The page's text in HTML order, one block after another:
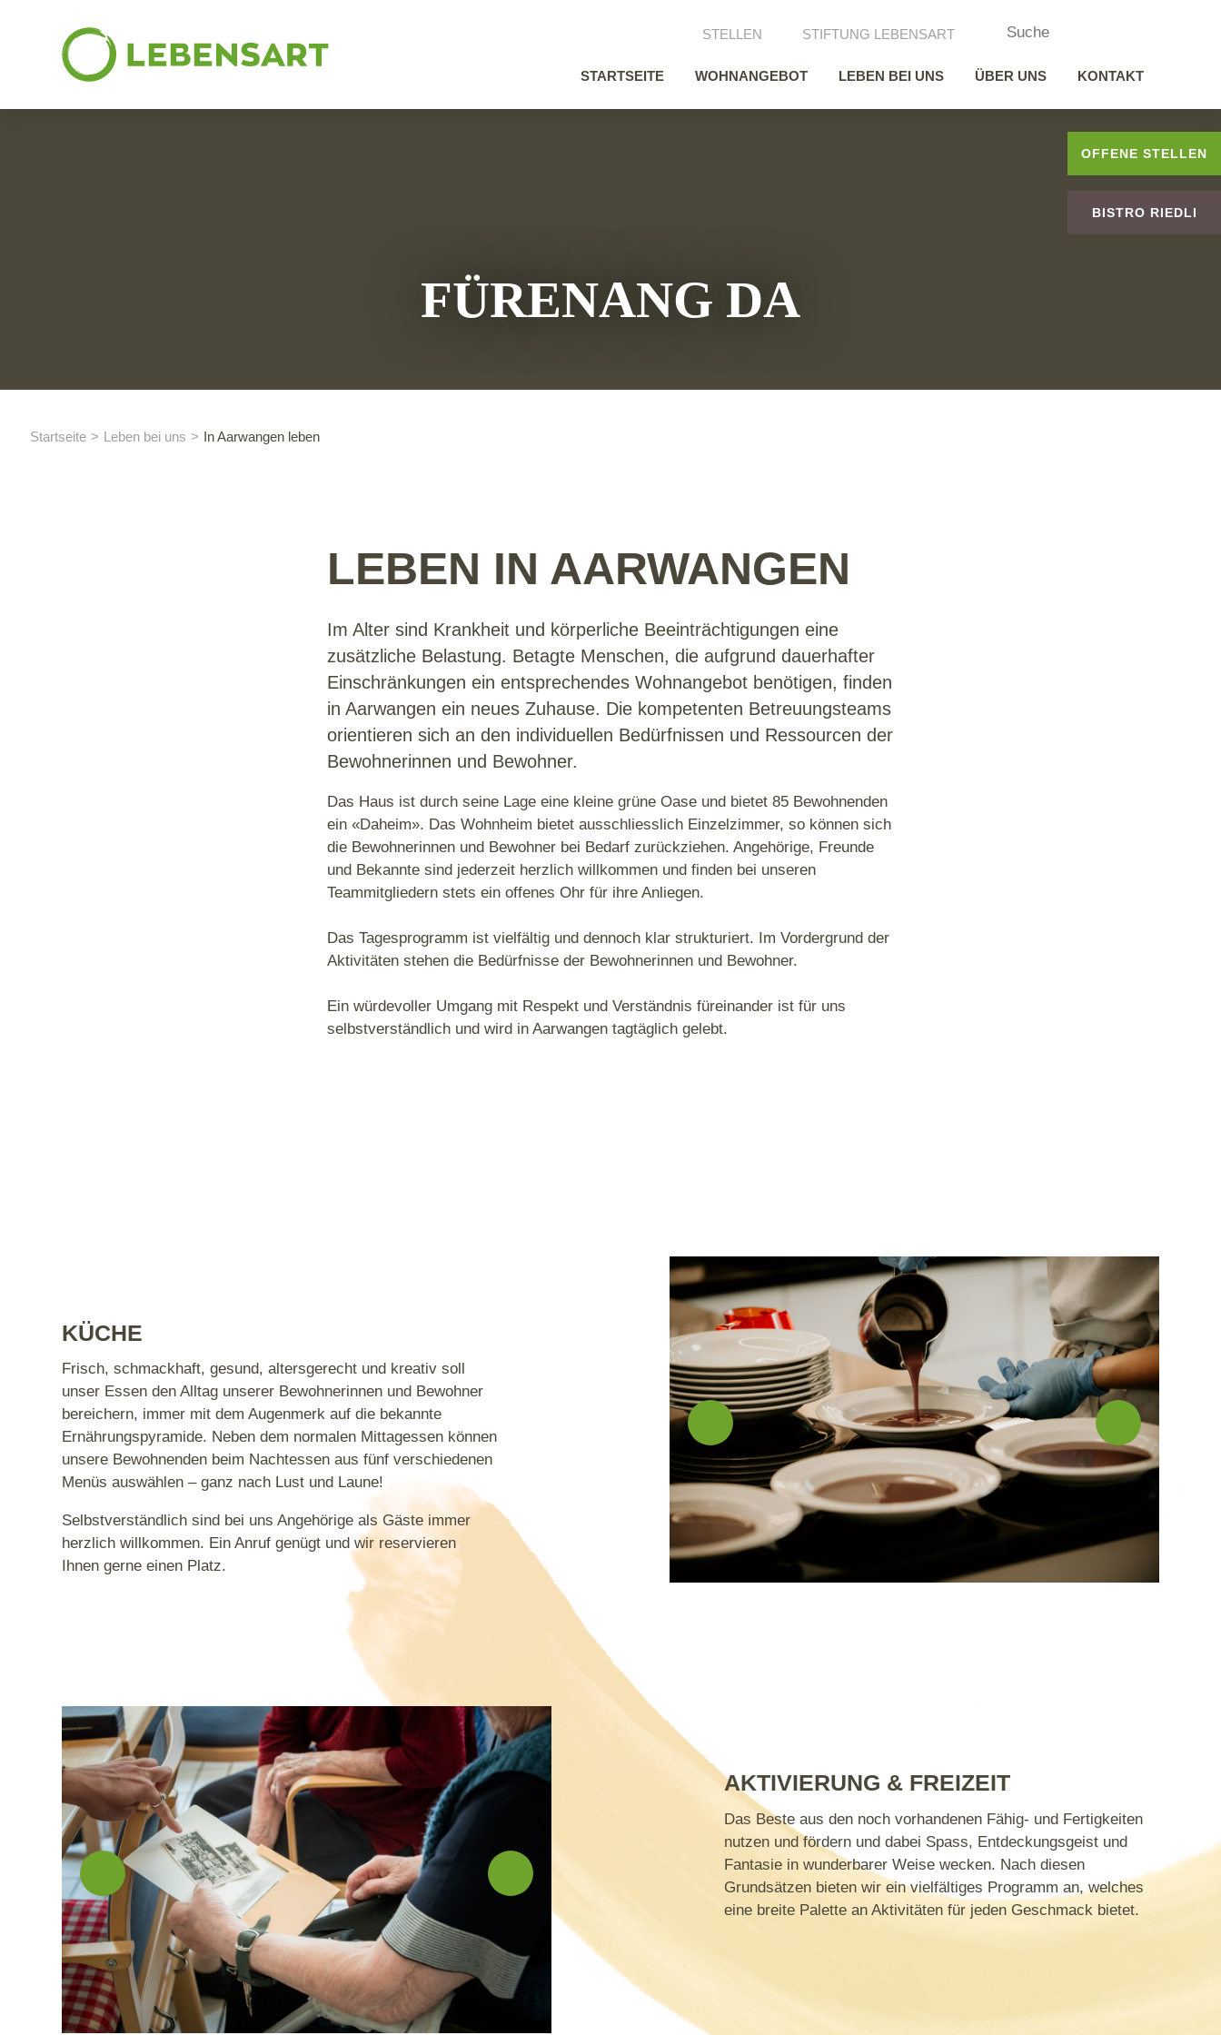
STELLEN STIFTUNG LEBENSART
STARTSEITE WOHNANGEBOT LEBEN BEI UNS ÜBER UNS KONTAKT
FÜRENANG DA
OFFENE STELLEN
BISTRO RIEDLI
Startseite Leben bei uns In Aarwangen leben
LEBEN IN AARWANGEN
Im Alter sind Krankheit und körperliche Beeinträchtigungen eine
zusätzliche Belastung. Betagte Menschen, die aufgrund dauerhafter
Einschränkungen ein entsprechendes Wohnangebot benötigen, finden
in Aarwangen ein neues Zuhause. Die kompetenten Betreuungsteams
orientieren sich an den individuellen Bedürfnissen und Ressourcen der
Bewohnerinnen und Bewohner.
Das Haus ist durch seine Lage eine kleine grüne Oase und bietet 85 Bewohnenden
ein «Daheim». Das Wohnheim bietet ausschliesslich Einzelzimmer, so können sich
die Bewohnerinnen und Bewohner bei Bedarf zurückziehen. Angehörige, Freunde
und Bekannte sind jederzeit herzlich willkommen und finden bei unseren
Teammitgliedern stets ein offenes Ohr für ihre Anliegen.
Das Tagesprogramm ist vielfältig und dennoch klar strukturiert. Im Vordergrund der
Aktivitäten stehen die Bedürfnisse der Bewohnerinnen und Bewohner.
Ein würdevoller Umgang mit Respekt und Verständnis füreinander ist für uns
selbstverständlich und wird in Aarwangen tagtäglich gelebt.
KÜCHE
Frisch, schmackhaft, gesund, altersgerecht und kreativ soll
unser Essen den Alltag unserer Bewohnerinnen und Bewohner
bereichern, immer mit dem Augenmerk auf die bekannte
Ernährungspyramide. Neben dem normalen Mittagessen können
unsere Bewohnenden beim Nachtessen aus fünf verschiedenen
Menüs auswählen – ganz nach Lust und Laune!
Selbstverständlich sind bei uns Angehörige als Gäste immer
herzlich willkommen. Ein Anruf genügt und wir reservieren
Ihnen gerne einen Platz.
AKTIVIERUNG & FREIZEIT
Das Beste aus den noch vorhandenen Fähig- und Fertigkeiten
nutzen und fördern und dabei Spass, Entdeckungsgeist und
Fantasie in wunderbarer Weise wecken. Nach diesen
Grundsätzen bieten wir ein vielfältiges Programm an, welches
eine breite Palette an Aktivitäten für jeden Geschmack bietet.